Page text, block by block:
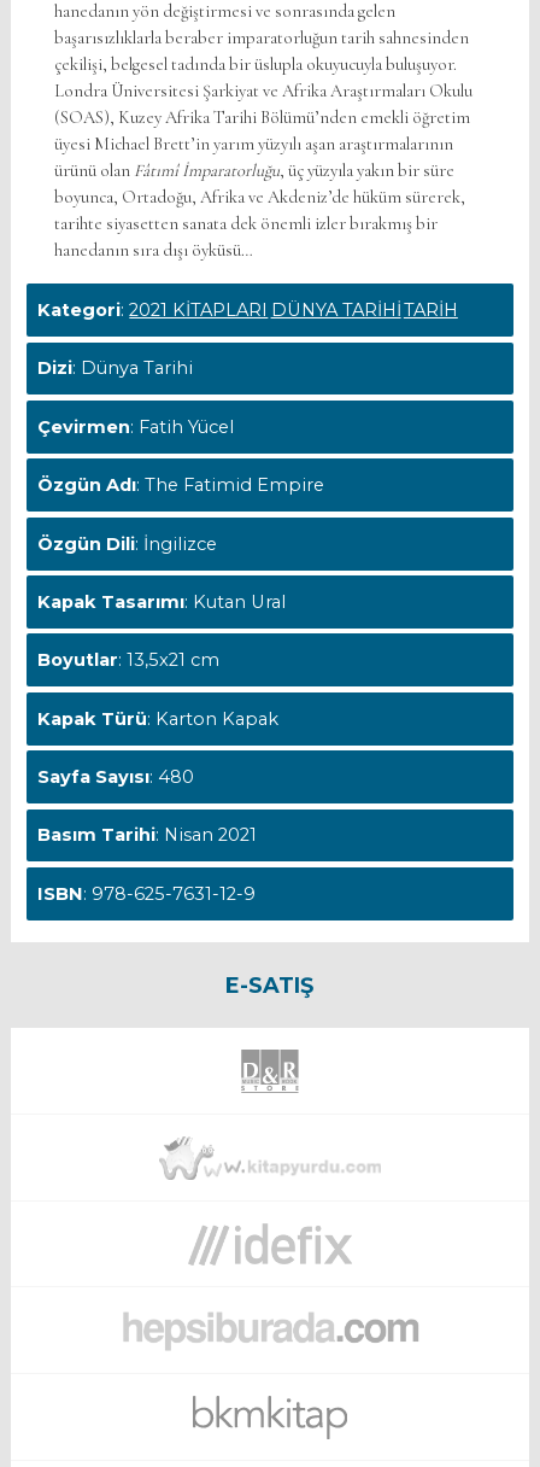
hanedanın yön değiştirmesi ve sonrasında gelen
başarısızlıklarla beraber imparatorluğun tarih sahnesinden
çekilişi, belgesel tadında bir üslupla okuyucuyla buluşuyor.
Londra Üniversitesi Şarkiyat ve Afrika Araştırmaları Okulu
(SOAS), Kuzey Afrika Tarihi Bölümü’nden emekli öğretim
üyesi Michael Brett’in yarım yüzyılı aşan araştırmalarının
ürünü olan Fâtımî İmparatorluğu, üç yüzyıla yakın bir süre
boyunca, Ortadoğu, Afrika ve Akdeniz’de hüküm sürerek,
tarihte siyasetten sanata dek önemli izler bırakmış bir
hanedanın sıra dışı öyküsü…
Kategori:2021 KİTAPLARI DÜNYA TARİHİTARİH
Dizi: Dünya Tarihi
Çevirmen: Fatih Yücel
Özgün Adı: The Fatimid Empire
Özgün Dili: İngilizce
Kapak Tasarımı: Kutan Ural
Boyutlar: 13,5x21 cm
Kapak Türü: Karton Kapak
Sayfa Sayısı: 480
Basım Tarihi: Nisan 2021
ISBN: 978-625-7631-12-9
E-SATIŞ